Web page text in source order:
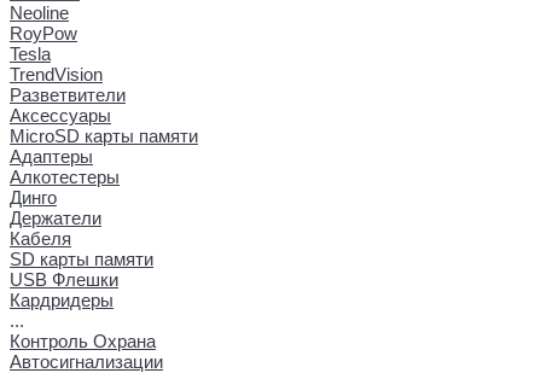
Neoline
RoyPow
Tesla
TrendVision
Разветвители
Аксессуары
MicroSD карты памяти
Адаптеры
Алкотестеры
Динго
Держатели
Кабеля
SD карты памяти
USB Флешки
Кардридеры
...
Контроль Охрана
Автосигнализации